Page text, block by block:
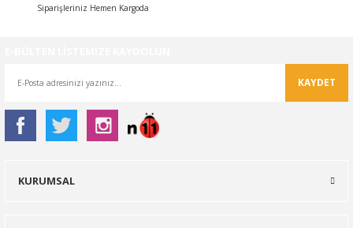
Siparişleriniz Hemen Kargoda
KAYDET
KURUMSAL